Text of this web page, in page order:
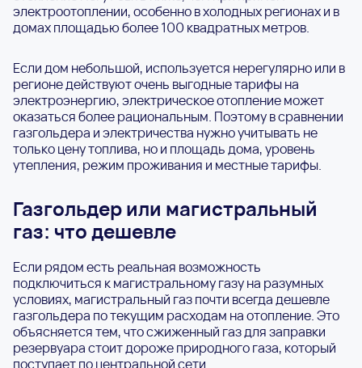
электроотоплении, особенно в холодных регионах и в
домах площадью более 100 квадратных метров.
Если дом небольшой, используется нерегулярно или в
регионе действуют очень выгодные тарифы на
электроэнергию, электрическое отопление может
оказаться более рациональным. Поэтому в сравнении
газгольдера и электричества нужно учитывать не
только цену топлива, но и площадь дома, уровень
утепления, режим проживания и местные тарифы.
Газгольдер или магистральный
газ: что дешевле
Если рядом есть реальная возможность
подключиться к магистральному газу на разумных
условиях, магистральный газ почти всегда дешевле
газгольдера по текущим расходам на отопление. Это
объясняется тем, что сжиженный газ для заправки
резервуара стоит дороже природного газа, который
поступает по центральной сети.